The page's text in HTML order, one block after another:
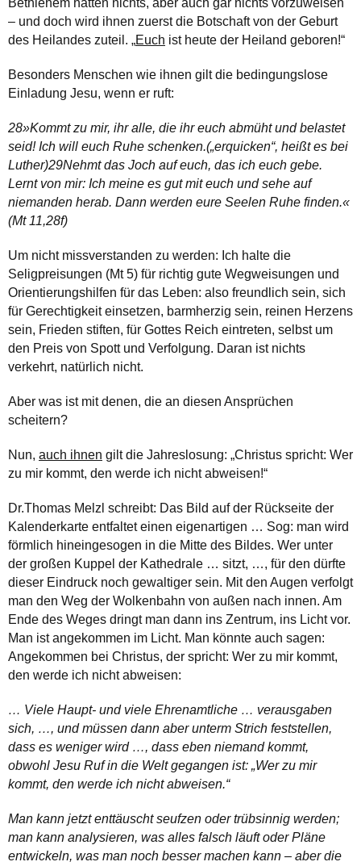
Bethlehem hatten nichts, aber auch gar nichts vorzuweisen
– und doch wird ihnen zuerst die Botschaft von der Geburt
des Heilandes zuteil. „Euch ist heute der Heiland geboren!“
Besonders Menschen wie ihnen gilt die bedingungslose
Einladung Jesu, wenn er ruft:
28»Kommt zu mir, ihr alle, die ihr euch abmüht und belastet
seid! Ich will euch Ruhe schenken.(„erquicken“, heißt es bei
Luther)29Nehmt das Joch auf euch, das ich euch gebe.
Lernt von mir: Ich meine es gut mit euch und sehe auf
niemanden herab. Dann werden eure Seelen Ruhe finden.«
(Mt 11,28f)
Um nicht missverstanden zu werden: Ich halte die
Seligpreisungen (Mt 5) für richtig gute Wegweisungen und
Orientierungshilfen für das Leben: also freundlich sein, sich
für Gerechtigkeit einsetzen, barmherzig sein, reinen Herzens
sein, Frieden stiften, für Gottes Reich eintreten, selbst um
den Preis von Spott und Verfolgung. Daran ist nichts
verkehrt, natürlich nicht.
Aber was ist mit denen, die an diesen Ansprüchen
scheitern?
Nun, auch ihnen gilt die Jahreslosung: „Christus spricht: Wer
zu mir kommt, den werde ich nicht abweisen!“
Dr.Thomas Melzl schreibt: Das Bild auf der Rückseite der
Kalenderkarte entfaltet einen eigenartigen … Sog: man wird
förmlich hineingesogen in die Mitte des Bildes. Wer unter
der großen Kuppel der Kathedrale … sitzt, …, für den dürfte
dieser Eindruck noch gewaltiger sein. Mit den Augen verfolgt
man den Weg der Wolkenbahn von außen nach innen. Am
Ende des Weges dringt man dann ins Zentrum, ins Licht vor.
Man ist angekommen im Licht. Man könnte auch sagen:
Angekommen bei Christus, der spricht: Wer zu mir kommt,
den werde ich nicht abweisen:
… Viele Haupt- und viele Ehrenamtliche … verausgaben
sich, …, und müssen dann aber unterm Strich feststellen,
dass es weniger wird …, dass eben niemand kommt,
obwohl Jesu Ruf in die Welt gegangen ist: „Wer zu mir
kommt, den werde ich nicht abweisen.“
Man kann jetzt enttäuscht seufzen oder trübsinnig werden;
man kann analysieren, was alles falsch läuft oder Pläne
entwickeln, was man noch besser machen kann – aber die